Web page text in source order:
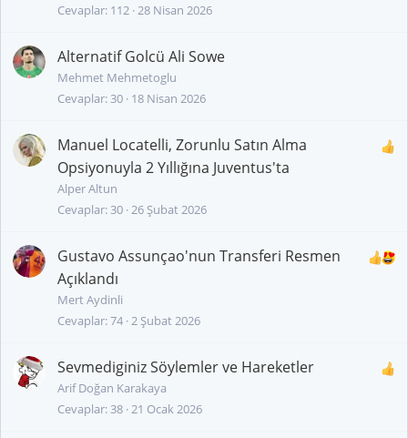
Cevaplar 112 28 Nisan 2026
Alternatif Golcü Ali Sowe
Mehmet Mehmetoglu
Cevaplar 30 18 Nisan 2026
Manuel Locatelli, Zorunlu Satın Alma
Opsiyonuyla 2 Yıllığına Juventus'ta
Alper Altun
Cevaplar 30 26 Şubat 2026
Gustavo Assunçao'nun Transferi Resmen
Açıklandı
Mert Aydinli
Cevaplar 74 2 Şubat 2026
Sevmediginiz Söylemler ve Hareketler
Arif Doğan Karakaya
Cevaplar 38 21 Ocak 2026